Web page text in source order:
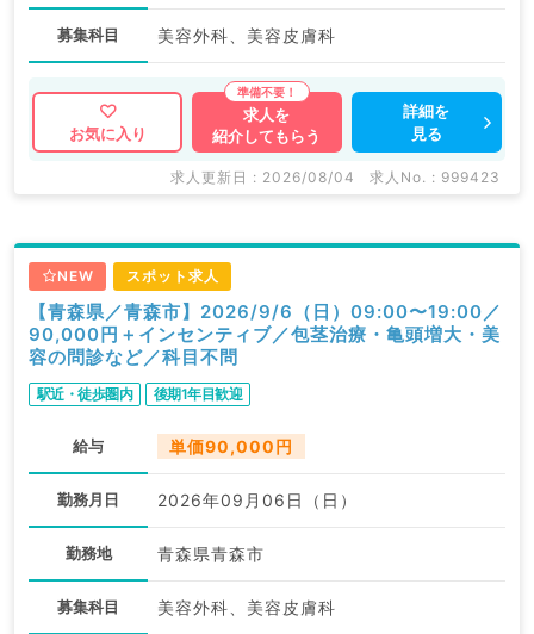
募集科目 美容外科、美容皮膚科
お気に入り
求人を
紹介してもらう
詳細を
見る
求人更新日 : 2026/08/04 求人No. : 999423
NEW スポット求人
【青森県／青森市】2026/9/6（日）09:00〜19:00／
90,000円＋インセンティブ／包茎治療・亀頭増大・美
容の問診など／科目不問
駅近・徒歩圏内 後期1年目歓迎
給与 単価90,000円
勤務月日 2026年09月06日（日）
勤務地 青森県青森市
募集科目 美容外科、美容皮膚科